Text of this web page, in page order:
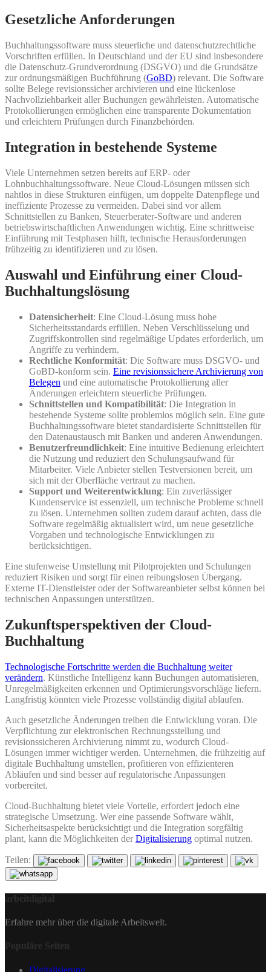
Gesetzliche Anforderungen
Buchhaltungssoftware muss steuerliche und datenschutzrechtliche
Vorschriften erfüllen. In Deutschland und der EU sind insbesondere
die Datenschutz-Grundverordnung (DSGVO) und die Grundsätze
zur ordnungsmäßigen Buchführung (GoBD) relevant. Die Software
sollte Belege revisionssicher archivieren und eine lückenlose
Nachvollziehbarkeit aller Buchungen gewährleisten. Automatische
Protokollierungen ermöglichen eine transparente Dokumentation
und erleichtern Prüfungen durch Finanzbehörden.
Integration in bestehende Systeme
Viele Unternehmen setzen bereits auf ERP- oder
Lohnbuchhaltungssoftware. Neue Cloud-Lösungen müssen sich
nahtlos in diese Strukturen einfügen, um doppelte Datenpflege und
ineffiziente Prozesse zu vermeiden. Dabei sind vor allem
Schnittstellen zu Banken, Steuerberater-Software und anderen
betriebswirtschaftlichen Anwendungen wichtig. Eine schrittweise
Einführung mit Testphasen hilft, technische Herausforderungen
frühzeitig zu identifizieren und zu lösen.
Auswahl und Einführung einer Cloud-
Buchhaltungslösung
Datensicherheit: Eine Cloud-Lösung muss hohe
Sicherheitsstandards erfüllen. Neben Verschlüsselung und
Zugriffskontrollen sind regelmäßige Updates erforderlich, um
Angriffe zu verhindern.
Rechtliche Konformität: Die Software muss DSGVO- und
GoBD-konform sein. Eine revisionssichere Archivierung von
Belegen und eine automatische Protokollierung aller
Änderungen erleichtern steuerliche Prüfungen.
Schnittstellen und Kompatibilität: Die Integration in
bestehende Systeme sollte problemlos möglich sein. Eine gute
Buchhaltungssoftware bietet standardisierte Schnittstellen für
den Datenaustausch mit Banken und anderen Anwendungen.
Benutzerfreundlichkeit: Eine intuitive Bedienung erleichtert
die Nutzung und reduziert den Schulungsaufwand für
Mitarbeiter. Viele Anbieter stellen Testversionen bereit, um
sich mit der Oberfläche vertraut zu machen.
Support und Weiterentwicklung: Ein zuverlässiger
Kundenservice ist essenziell, um technische Probleme schnell
zu lösen. Unternehmen sollten zudem darauf achten, dass die
Software regelmäßig aktualisiert wird, um neue gesetzliche
Vorgaben und technologische Entwicklungen zu
berücksichtigen.
Eine stufenweise Umstellung mit Pilotprojekten und Schulungen
reduziert Risiken und sorgt für einen reibungslosen Übergang.
Externe IT-Dienstleister oder der Softwareanbieter selbst können bei
technischen Anpassungen unterstützen.
Zukunftsperspektiven der Cloud-
Buchhaltung
Technologische Fortschritte werden die Buchhaltung weiter
verändern. Künstliche Intelligenz kann Buchungen automatisieren,
Unregelmäßigkeiten erkennen und Optimierungsvorschläge liefern.
Langfristig könnten viele Prozesse vollständig digital ablaufen.
Auch gesetzliche Änderungen treiben die Entwicklung voran. Die
Verpflichtung zur elektronischen Rechnungsstellung und
revisionssicheren Archivierung nimmt zu, wodurch Cloud-
Lösungen immer wichtiger werden. Unternehmen, die frühzeitig auf
digitale Buchhaltung umstellen, profitieren von effizienteren
Abläufen und sind besser auf regulatorische Anpassungen
vorbereitet.
Cloud-Buchhaltung bietet viele Vorteile, erfordert jedoch eine
strategische Umsetzung. Wer eine passende Software wählt,
Sicherheitsaspekte berücksichtigt und die Integration sorgfältig
plant, kann die Möglichkeiten derDigitalisierung optimal nutzen.
Teilen:
arbeitdigital
Erfahre mehr über die digitale Arbeitswelt.
Populäre Seiten
Digitalisierung